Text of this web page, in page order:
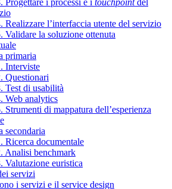
Progettare i processi e i touchpointdel
Realizzare l’interfaccia utente del servizio
Validare la soluzione ottenuta
primaria
Interviste
Questionari
Test di usabilità
Web analytics
Strumenti di mappatura dell’esperienza
secondaria
Ricerca documentale
Analisi benchmark
Valutazione euristica
servizi
i servizi e il service design